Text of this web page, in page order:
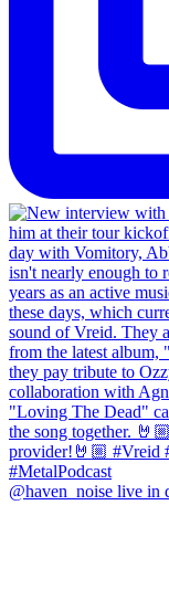
@haven_noise live in